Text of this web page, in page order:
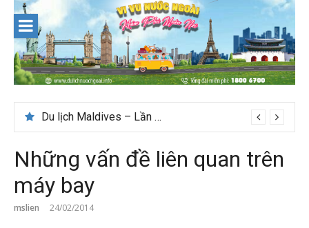
content
Du lịch Maldives – Lần đầu nên đi đâu, chơi gì?
Những vấn đề liên quan trên
máy bay
mslien 24/02/2014